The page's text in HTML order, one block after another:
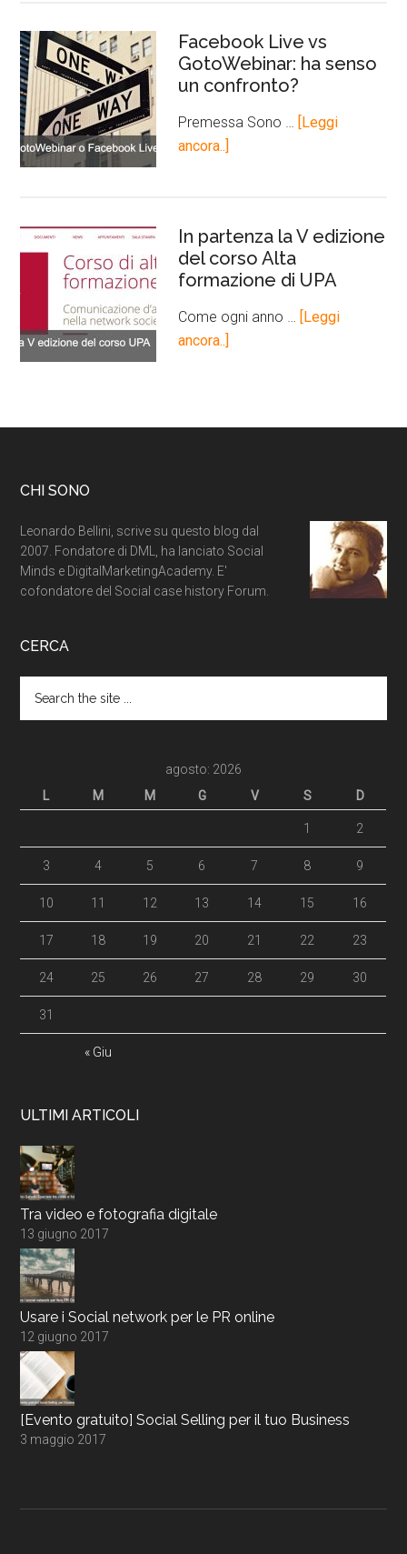
Facebook Live vs
GotoWebinar: ha senso
un confronto?
Premessa Sono … [Leggi
ancora..]
In partenza la V edizione
del corso Alta
formazione di UPA
Come ogni anno … [Leggi
ancora..]
CHI SONO
Leonardo Bellini, scrive su questo blog dal
2007. Fondatore di DML, ha lanciato Social
Minds e DigitalMarketingAcademy. E'
cofondatore del Social case history Forum.
CERCA
agosto: 2026
L
M M G V S D
« Giu
1 2
3 4 5 6 7 8 9
10 11 12 13 14 15 16
17 18 19 20 21 22 23
24 25 26 27 28 29 30
31
ULTIMI ARTICOLI
Tra video e fotografia digitale
13 giugno 2017
Usare i Social network per le PR online
12 giugno 2017
[Evento gratuito] Social Selling per il tuo Business
3 maggio 2017